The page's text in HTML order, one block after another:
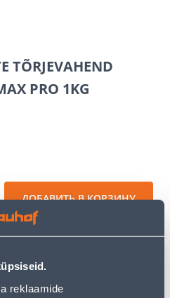
reklaamide
TÕRJEVAHEND
PRO 1KG
ДОБАВИТЬ В КОРЗИНУ